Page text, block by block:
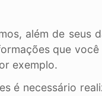
além de seus
que
exemplo.
é necessário